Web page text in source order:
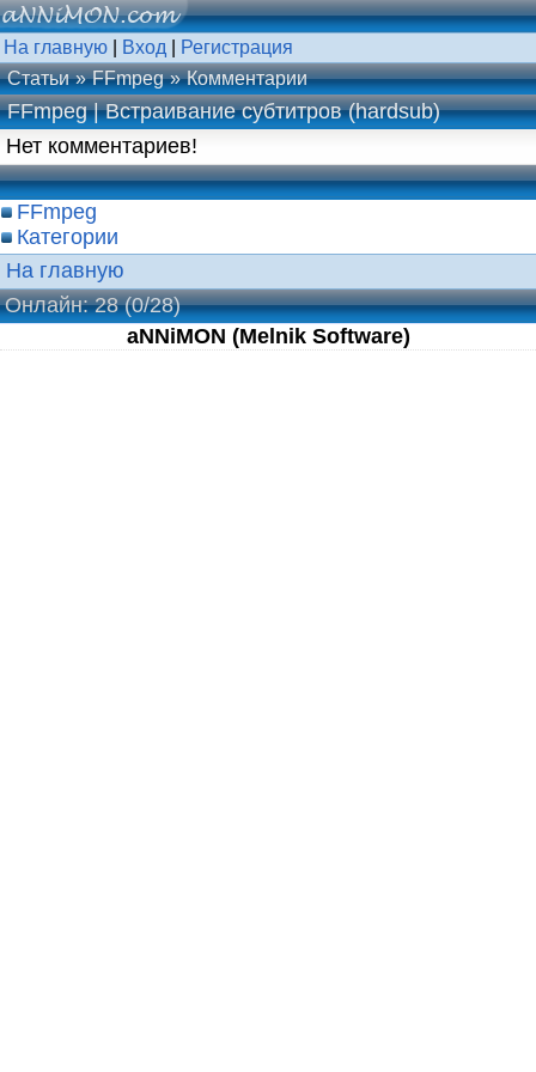
На главную Вход
Регистрация
Статьи
FFmpeg Комментарии
FFmpeg | Встраивание субтитров (hardsub)
Нет комментариев!
FFmpeg
Категории
На главную
Онлайн: 28(0/28)
aNNiMON (Melnik Software)